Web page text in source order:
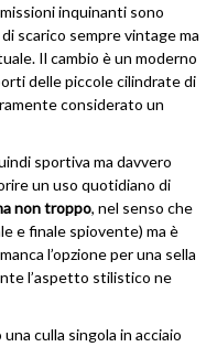
inquinanti sono
scarico sempre vintage ma
Il cambio è un moderno
delle piccole cilindrate di
considerato un
sportiva ma davvero
un uso quotidiano di
non troppo, nel senso che
e finale spiovente) ma è
l’opzione per una sella
l’aspetto stilistico ne
culla singola in acciaio